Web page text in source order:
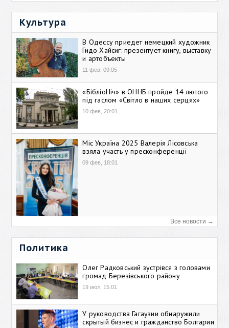
Культура
В Одессу приедет немецкий художник
Гидо Хайсиг: презентует книгу, выставку
и артобъекты
11 фев, 09:05
«БібліоНіч» в ОННБ пройде 14 лютого
під гаслом «Світло в наших серцях»
10 фев, 20:01
Міс Україна 2025 Валерія Лісовська
взяла участь у пресконференції
09 фев, 18:01
Все новости →
Политика
Олег Радковський зустрівся з головами
громад Березівського району
19 июл, 15:01
У руководства Гагаузии обнаружили
скрытый бизнес и гражданство Болгарии